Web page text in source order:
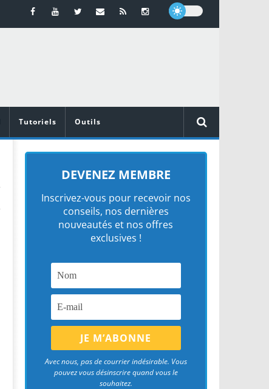
Tutoriels Outils
DEVENEZ MEMBRE
Inscrivez-vous pour recevoir nos
conseils, nos dernières
nouveautés et nos offres
exclusives !
Avec nous, pas de courrier indésirable. Vous
pouvez vous désinscrire quand vous le
souhaitez.